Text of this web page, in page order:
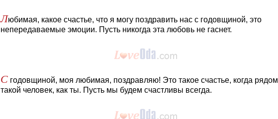
Любимая, какое счастье, что я могу поздравить нас с годовщиной, это
непередаваемые эмоции. Пусть никогда эта любовь не гаснет.
С годовщиной, моя любимая, поздравляю! Это такое счастье, когда рядом
такой человек, как ты. Пусть мы будем счастливы всегда.